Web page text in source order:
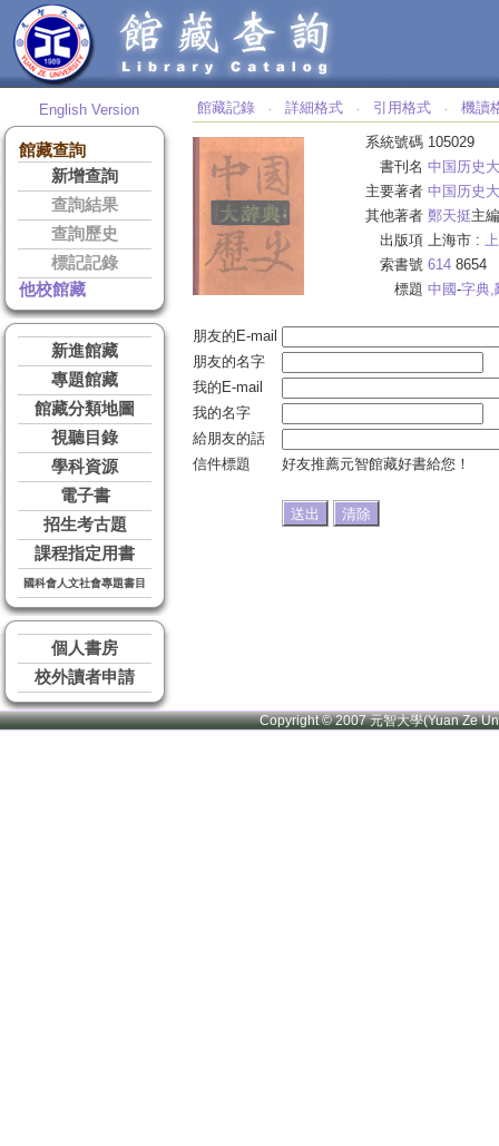
English Version
館藏查詢
新增查詢
查詢結果
查詢歷史
標記記錄
他校館藏
新進館藏
專題館藏
館藏分類地圖
視聽目錄
學科資源
電子書
招生考古題
課程指定用書
國科會人文社會專題書目
個人書房
校外讀者申請
館藏記錄 ‧ 詳細格式 ‧ 引用格式 ‧ 機讀
系統號碼 105029
書刊名 中国历史
主要著者 中国历史
其他著者 鄭天挺主編
出版項 上海市 :
索書號 614 8654
標題 中國-字典,
朋友的E-mail
朋友的名字
我的E-mail
我的名字
給朋友的話
信件標題
好友推薦元智館藏好書給您！
Copyright © 2007 元智大學(Yuan Ze